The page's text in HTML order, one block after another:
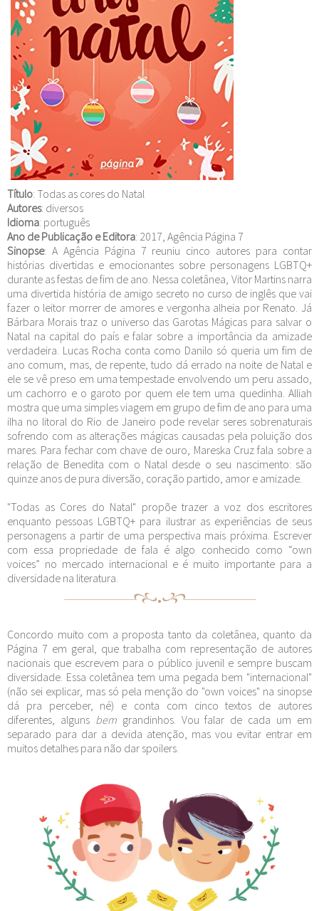
Título: Todas as cores do Natal
Autores: diversos
Idioma: português
Ano de Publicação e Editora: 2017, Agência Página 7
Sinopse: A Agência Página 7 reuniu cinco autores para contar
histórias divertidas e emocionantes sobre personagens LGBTQ+
durante as festas de fim de ano. Nessa coletânea, Vitor Martins narra
uma divertida história de amigo secreto no curso de inglês que vai
fazer o leitor morrer de amores e vergonha alheia por Renato. Já
Bárbara Morais traz o universo das Garotas Mágicas para salvar o
Natal na capital do país e falar sobre a importância da amizade
verdadeira. Lucas Rocha conta como Danilo só queria um fim de
ano comum, mas, de repente, tudo dá errado na noite de Natal e
ele se vê preso em uma tempestade envolvendo um peru assado,
um cachorro e o garoto por quem ele tem uma quedinha. Alliah
mostra que uma simples viagem em grupo de fim de ano para uma
ilha no litoral do Rio de Janeiro pode revelar seres sobrenaturais
sofrendo com as alterações mágicas causadas pela poluição dos
mares. Para fechar com chave de ouro, Mareska Cruz fala sobre a
relação de Benedita com o Natal desde o seu nascimento: são
quinze anos de pura diversão, coração partido, amor e amizade.
"Todas as Cores do Natal" propõe trazer a voz dos escritores
enquanto pessoas LGBTQ+ para ilustrar as experiências de seus
personagens a partir de uma perspectiva mais próxima. Escrever
com essa propriedade de fala é algo conhecido como “own
voices” no mercado internacional e é muito importante para a
diversidade na literatura.
Concordo muito com a proposta tanto da coletânea, quanto da
Página 7 em geral, que trabalha com representação de autores
nacionais que escrevem para o público juvenil e sempre buscam
diversidade. Essa coletânea tem uma pegada bem "internacional"
(não sei explicar, mas só pela menção do "own voices" na sinopse
dá pra perceber, né) e conta com cinco textos de autores
diferentes, alguns bemgrandinhos. Vou falar de cada um em
separado para dar a devida atenção, mas vou evitar entrar em
muitos detalhes para não dar spoilers.